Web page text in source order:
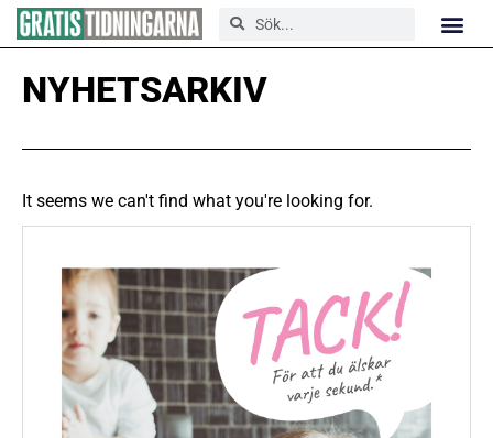
NYHETSARKIV
It seems we can't find what you're looking for.